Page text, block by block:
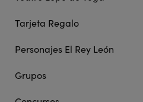
Tarjeta Regalo
Personajes El Rey León
Grupos